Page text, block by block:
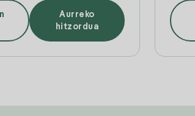
Aurreko
hitzordua